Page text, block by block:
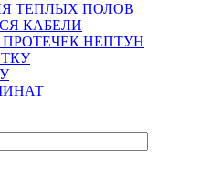
ТЕПЛЫХ ПОЛОВ
КАБЕЛИ
НЕПТУН